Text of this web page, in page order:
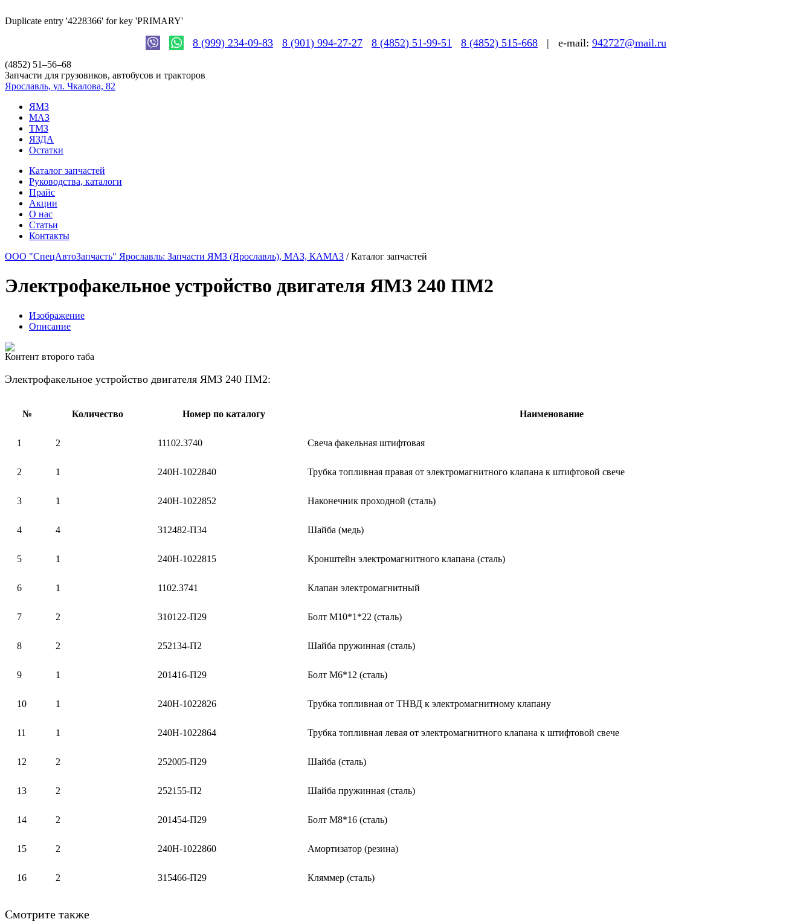
Duplicate entry '4228366' for key 'PRIMARY'
8 (999) 234-09-83 8 (901) 994-27-27 8 (4852) 51-99-51 8 (4852) 515-668 | e-mail: 942727@mail.ru
(4852) 51–56–68
Запчасти для грузовиков, автобусов и тракторов
Ярославль, ул. Чкалова, 82
ЯМЗ
МАЗ
ТМЗ
ЯЗДА
Остатки
Каталог запчастей
Руководства, каталоги
Прайс
Акции
О нас
Статьи
Контакты
ООО "СпецАвтоЗапчасть" Ярославль: Запчасти ЯМЗ (Ярославль), МАЗ, КАМАЗ / Каталог запчастей
Электрофакельное устройство двигателя ЯМЗ 240 ПМ2
Изображение
Описание
Контент второго таба
Электрофакельное устройство двигателя ЯМЗ 240 ПМ2:
№ Количество Номер по каталогу Наименование
1 2 11102.3740 Свеча факельная штифтовая
2 1 240Н-1022840 Трубка топливная правая от электромагнитного клапана к штифтовой свече
3 1 240Н-1022852 Наконечник проходной (сталь)
4 4 312482-П34 Шайба (медь)
5 1 240Н-1022815 Кронштейн электромагнитного клапана (сталь)
6 1 1102.3741 Клапан электромагнитный
7 2 310122-П29 Болт М10*1*22 (сталь)
8 2 252134-П2 Шайба пружинная (сталь)
9 1 201416-П29 Болт М6*12 (сталь)
10 1 240Н-1022826 Трубка топливная от ТНВД к электромагнитному клапану
11 1 240Н-1022864 Трубка топливная левая от электромагнитного клапана к штифтовой свече
12 2 252005-П29 Шайба (сталь)
13 2 252155-П2 Шайба пружинная (сталь)
14 2 201454-П29 Болт М8*16 (сталь)
15 2 240Н-1022860 Амортизатор (резина)
16 2 315466-П29 Кляммер (сталь)
Смотрите также